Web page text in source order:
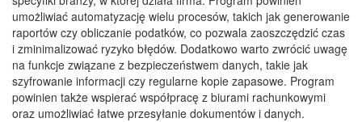
umożliwiać automatyzację wielu procesów, takich jak generowanie
raportów czy obliczanie podatków, co pozwala zaoszczędzić czas
i zminimalizować ryzyko błędów. Dodatkowo warto zwrócić uwagę
na funkcje związane z bezpieczeństwem danych, takie jak
szyfrowanie informacji czy regularne kopie zapasowe. Program
powinien także wspierać współpracę z biurami rachunkowymi
oraz umożliwiać łatwe przesyłanie dokumentów i danych.